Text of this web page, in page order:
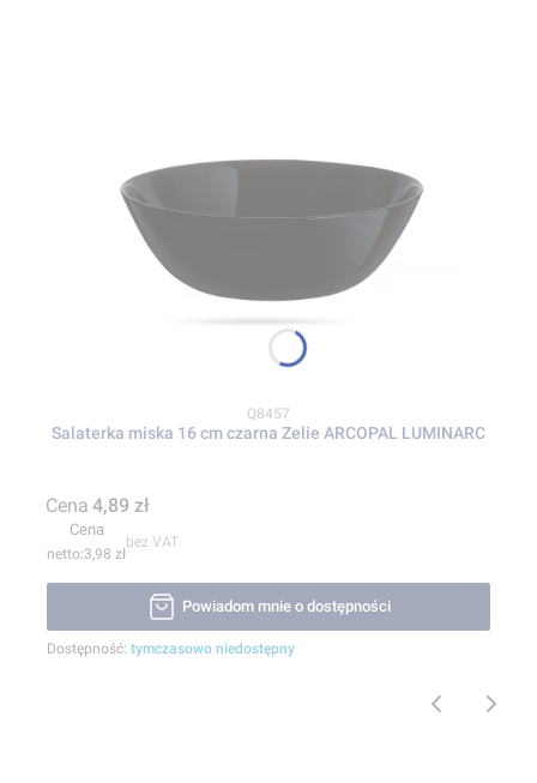
Kod produktu
Q8457
Salaterka miska 16 cm czarna Zelie ARCOPAL LUMINARC
Cena 4,89 zł
Cena
3,98 zł
bez VAT
Powiadom mnie o dostępności
Dostępność: tymczasowo niedostępny